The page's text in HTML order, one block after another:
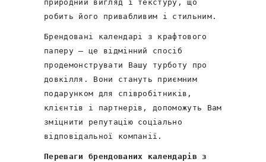
природний вигляд і текстуру, що
робить його привабливим і стильним.
Брендовані календарі з крафтового
паперу – це відмінний спосіб
продемонструвати Вашу турботу про
довкілля. Вони стануть приємним
подарунком для співробітників,
клієнтів і партнерів, допоможуть Вам
зміцнити репутацію соціально
відповідальної компанії.
Переваги брендованих календарів з